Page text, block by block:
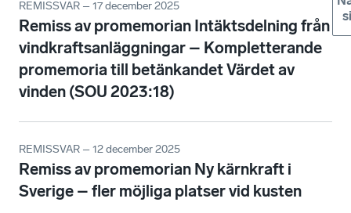
REMISSVAR – 17 december 2025
Remiss av promemorian Intäktsdelning från
vindkraftsanläggningar – Kompletterande
promemoria till betänkandet Värdet av
vinden (SOU 2023:18)
REMISSVAR – 12 december 2025
Remiss av promemorian Ny kärnkraft i
Sverige – fler möjliga platser vid kusten